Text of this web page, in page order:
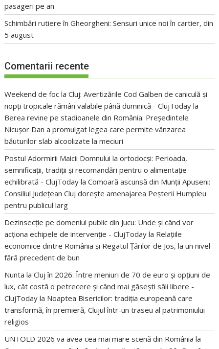
pasageri pe an
Schimbări rutiere în Gheorgheni: Sensuri unice noi în cartier, din
5 august
Comentarii recente
Weekend de foc la Cluj: Avertizările Cod Galben de caniculă și
nopți tropicale rămân valabile până duminică - ClujToday la
Berea revine pe stadioanele din România: Președintele
Nicușor Dan a promulgat legea care permite vânzarea
băuturilor slab alcoolizate la meciuri
Postul Adormirii Maicii Domnului la ortodocși: Perioada,
semnificații, tradiții și recomandări pentru o alimentație
echilibrată - ClujToday laComoară ascunsă din Munții Apuseni:
Consiliul Județean Cluj dorește amenajarea Peșterii Humpleu
pentru publicul larg
Dezinsecție pe domeniul public din Jucu: Unde și când vor
acționa echipele de intervenție - ClujToday la Relațiile
economice dintre România și Regatul Țărilor de Jos, la un nivel
fără precedent de bun
Nunta la Cluj în 2026: Între meniuri de 70 de euro și opțiuni de
lux, cât costă o petrecere și când mai găsești săli libere -
ClujToday la Noaptea Bisericilor: tradiția europeană care
transformă, în premieră, Clujul într-un traseu al patrimoniului
religios
UNTOLD 2026 va avea cea mai mare scenă din România la